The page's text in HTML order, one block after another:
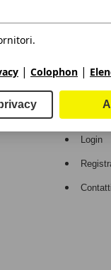
Area
Login
Contatti
| Colophon |